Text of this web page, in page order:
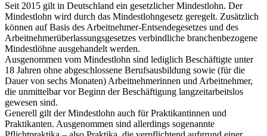
Seit 2015 gilt in Deutschland ein gesetzlicher Mindestlohn. Der
Mindestlohn wird durch das Mindestlohngesetz geregelt. Zusätzlich
können auf Basis des Arbeitnehmer-Entsendegesetzes und des
Arbeitnehmerüberlassungsgesetzes verbindliche branchenbezogene
Mindestlöhne ausgehandelt werden.
Ausgenommen vom Mindestlohn sind lediglich Beschäftigte unter
18 Jahren ohne abgeschlossene Berufsausbildung sowie (für die
Dauer von sechs Monaten) Arbeitnehmerinnen und Arbeitnehmer,
die unmittelbar vor Beginn der Beschäftigung langzeitarbeitslos
gewesen sind.
Generell gilt der Mindestlohn auch für Praktikantinnen und
Praktikanten. Ausgenommen sind allerdings sogenannte